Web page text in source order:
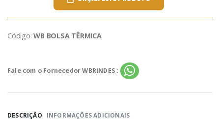
Código:WB BOLSA TÊRMICA
Fale com o Fornecedor WBRINDES :
DESCRIÇÃO INFORMAÇÕES ADICIONAIS